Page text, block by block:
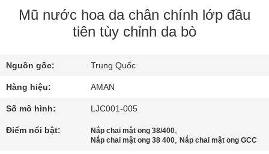
CHƯƠNG
VỀ
CHÚNG
TÔI
Mũ nước hoa da chân chính lớp đầu
tiên tùy chỉnh da bò
Nguồn gốc: Trung Quốc
Hàng hiệu: AMAN
Số mô hình: LJC001-005
Điểm nổi bật: Nắp chai mật ong 38/400,
Nắp chai mật ong 38 400,Nắp chai mật ong GCC